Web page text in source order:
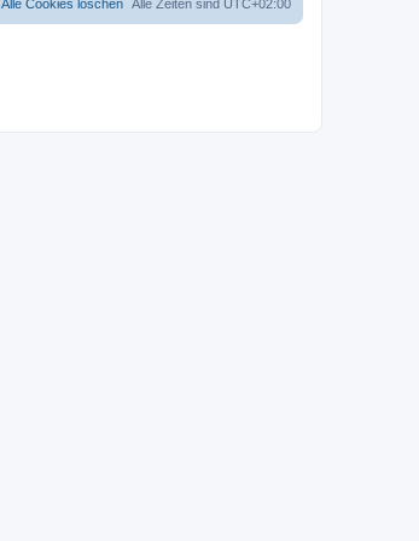
Alle Zeiten sind UTC+02:00
Alle Cookies löschen